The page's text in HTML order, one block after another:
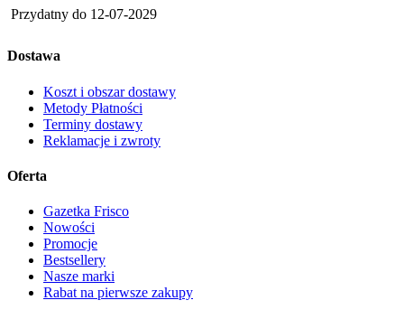
Przydatny do 12-07-2029
Dostawa
Koszt i obszar dostawy
Metody Płatności
Terminy dostawy
Reklamacje i zwroty
Oferta
Gazetka Frisco
Nowości
Promocje
Bestsellery
Nasze marki
Rabat na pierwsze zakupy